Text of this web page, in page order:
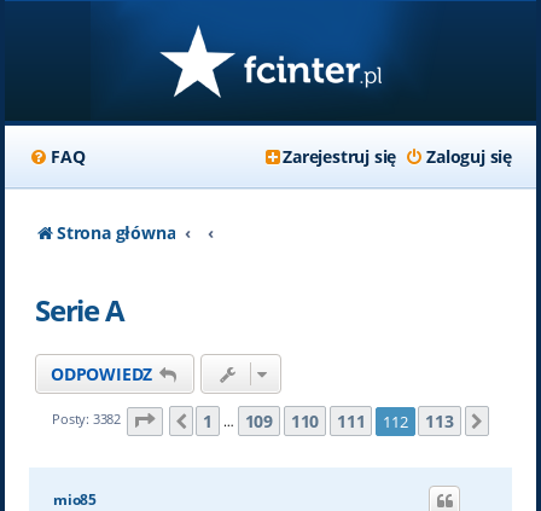
FAQ Zaloguj się
Zarejestruj się
Strona główna
Serie A
ODPOWIEDZ
Posty: 3382 Strona 112 z113
Poprzednia
1 … 109 110 111 112 113
mio85